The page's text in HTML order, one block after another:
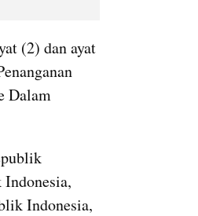
(2) dan ayat
Dalam
Indonesia,